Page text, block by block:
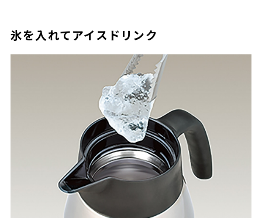
氷を入れてアイスドリンク